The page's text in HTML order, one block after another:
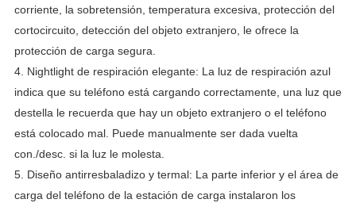
corriente, la sobretensión, temperatura excesiva, protección del
cortocircuito, detección del objeto extranjero, le ofrece la
protección de carga segura.
4. Nightlight de respiración elegante: La luz de respiración azul
indica que su teléfono está cargando correctamente, una luz que
destella le recuerda que hay un objeto extranjero o el teléfono
está colocado mal. Puede manualmente ser dada vuelta
con./desc. si la luz le molesta.
5. Diseño antirresbaladizo y termal: La parte inferior y el área de
carga del teléfono de la estación de carga instalaron los